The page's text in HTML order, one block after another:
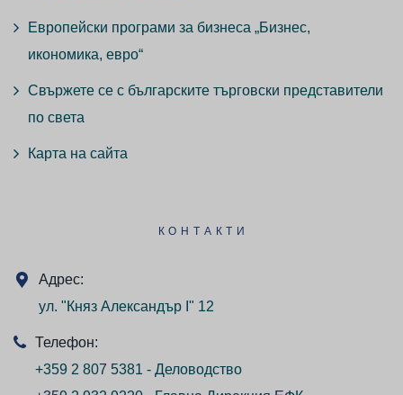
Европейски програми за бизнеса „Бизнес,
икономика, евро“
Свържете се с българските търговски представители
по света
Карта на сайта
КОНТАКТИ
Адрес:
ул. "Княз Александър I" 12
Телефон:
+359 2 807 5381 - Деловодство